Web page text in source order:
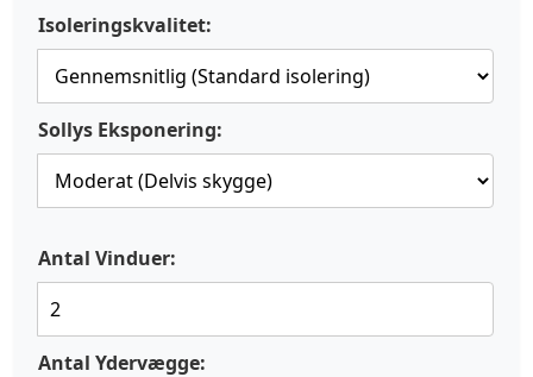
Isoleringskvalitet:
Sollys Eksponering:
Antal Vinduer:
Antal Ydervægge: